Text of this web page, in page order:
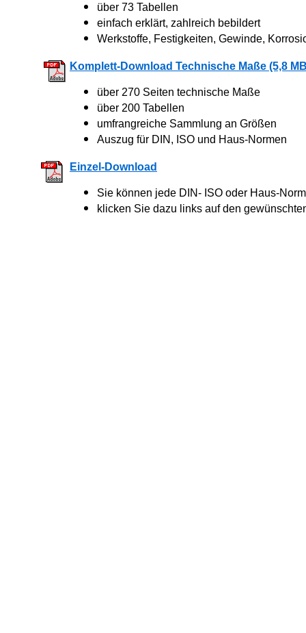
über 73 Tabellen
einfach erklärt, zahlreich bebildert
Werkstoffe, Festigkeiten, Gewinde,
Komplett-Download Technische Maße (5,8
über 270 Seiten technische Maße
über 200 Tabellen
umfrangreiche Sammlung an Größen
Auszug für DIN, ISO und Haus-Normen
Einzel-Download
Sie können jede DIN- ISO oder Haus-
klicken Sie dazu links auf den